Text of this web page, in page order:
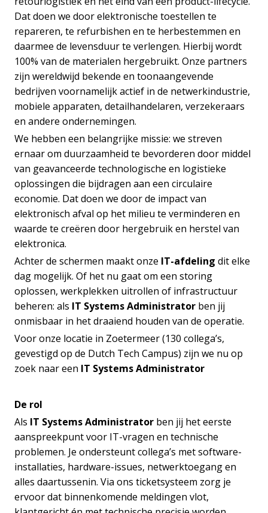
Dat doen we door elektronische toestellen te
repareren, te refurbishen en te herbestemmen en
daarmee de levensduur te verlengen. Hierbij wordt
100% van de materialen hergebruikt. Onze partners
zijn wereldwijd bekende en toonaangevende
bedrijven voornamelijk actief in de netwerkindustrie,
mobiele apparaten, detailhandelaren, verzekeraars
en andere ondernemingen.
We hebben een belangrijke missie: we streven
ernaar om duurzaamheid te bevorderen door middel
van geavanceerde technologische en logistieke
oplossingen die bijdragen aan een circulaire
economie. Dat doen we door de impact van
elektronisch afval op het milieu te verminderen en
waarde te creëren door hergebruik en herstel van
elektronica.
Achter de schermen maakt onze IT-afdeling dit elke
dag mogelijk. Of het nu gaat om een storing
oplossen, werkplekken uitrollen of infrastructuur
beheren: als IT Systems Administrator ben jij
onmisbaar in het draaiend houden van de operatie.
Voor onze locatie in Zoetermeer (130 collega’s,
gevestigd op de Dutch Tech Campus) zijn we nu op
zoek naar een IT Systems Administrator
De rol
Als IT Systems Administrator ben jij het eerste
aanspreekpunt voor IT-vragen en technische
problemen. Je ondersteunt collega’s met software-
installaties, hardware-issues, netwerktoegang en
alles daartussenin. Via ons ticketsysteem zorg je
ervoor dat binnenkomende meldingen vlot,